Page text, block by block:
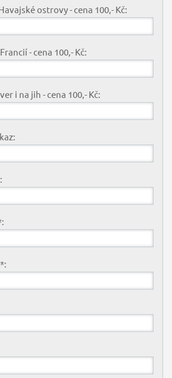
ostrovy - cena 100,- Kč:
- cena 100,- Kč:
i na jih - cena 100,- Kč: